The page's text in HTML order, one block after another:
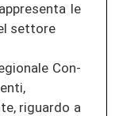
le
set­to­re
Con­
ri­guar­do a